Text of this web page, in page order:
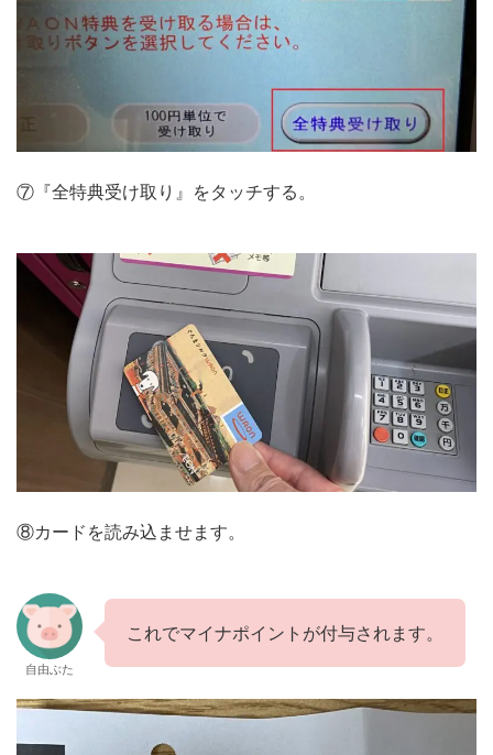
⑦『全特典受け取り』をタッチする。
⑧カードを読み込ませます。
自由ぶた
これでマイナポイントが付与されます。